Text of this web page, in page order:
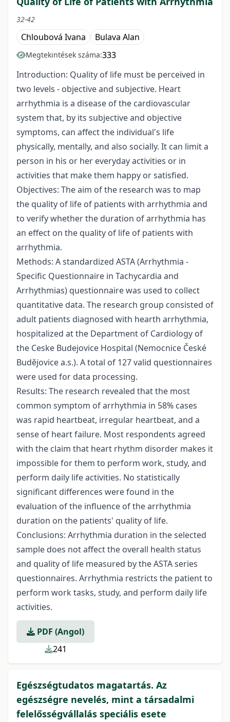
32-42
Chloubová Ivana Bulava Alan
Megtekintések száma:333
Introduction: Quality of life must be perceived in
two levels - objective and subjective. Heart
arrhythmia is a disease of the cardiovascular
system that, by its subjective and objective
symptoms, can affect the individual's life
physically, mentally, and also socially. It can limit a
person in his or her everyday activities or in
activities that make them happy or satisfied.
Objectives: The aim of the research was to map
the quality of life of patients with arrhythmia and
to verify whether the duration of arrhythmia has
an effect on the quality of life of patients with
arrhythmia.
Methods: A standardized ASTA (Arrhythmia -
Specific Questionnaire in Tachycardia and
Arrhythmias) questionnaire was used to collect
quantitative data. The research group consisted of
adult patients diagnosed with hearth arrhythmia,
hospitalized at the Department of Cardiology of
the Ceske Budejovice Hospital (Nemocnice České
Budějovice a.s.). A total of 127 valid questionnaires
were used for data processing.
Results: The research revealed that the most
common symptom of arrhythmia in 58% cases
was rapid heartbeat, irregular heartbeat, and a
sense of heart failure. Most respondents agreed
with the claim that heart rhythm disorder makes it
impossible for them to perform work, study, and
perform daily life activities. No statistically
significant differences were found in the
evaluation of the influence of the arrhythmia
duration on the patients' quality of life.
Conclusions: Arrhythmia duration in the selected
sample does not affect the overall health status
and quality of life measured by the ASTA series
questionnaires. Arrhythmia restricts the patient to
perform work tasks, study, and perform daily life
activities.
PDF (Angol)
241
Egészségtudatos magatartás. Az
egészségre nevelés, mint a társadalmi
felelősségvállalás speciális esete